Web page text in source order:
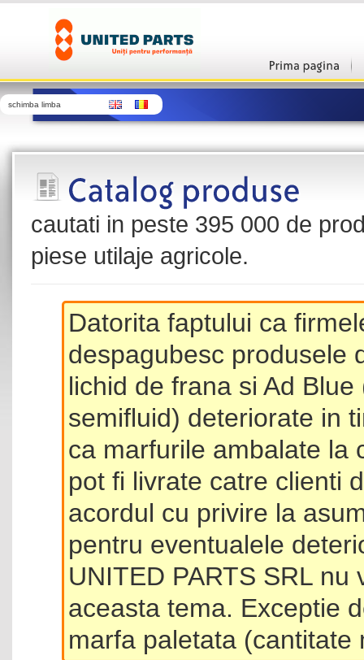
schimba limba
cautati in peste 395 000 de
piese utilaje agricole.
Datorita faptului ca
despagubesc produsele
lichid de frana si Ad
semifluid) deteriorate in
ca marfurile ambalate la
pot fi livrate catre clienti
acordul cu privire la
pentru eventualele
UNITED PARTS SRL
aceasta tema. Exceptie
marfa paletata (cantitate